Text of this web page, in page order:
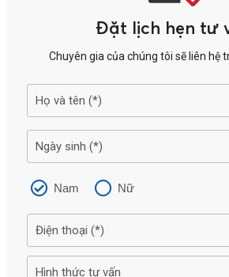
Đặt lịch hẹn tư
Chuyên gia của chúng tôi sẽ liên hệ
Nam Nữ